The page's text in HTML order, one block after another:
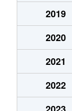
横割本町
2019
2020
2021
2022